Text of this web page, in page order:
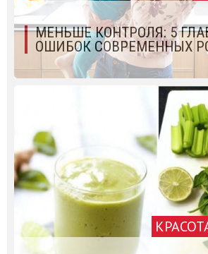
МЕНЬШЕ КОНТРОЛЯ: 5
ОШИБОК СОВРЕМЕННЫХ